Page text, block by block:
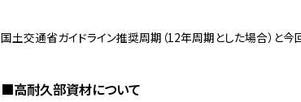
国土交通省ガイドライン推奨周期（12年周期とした場合）と
■高耐久部資材について